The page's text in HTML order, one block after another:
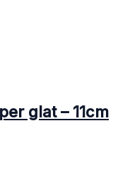
glat – 11cm